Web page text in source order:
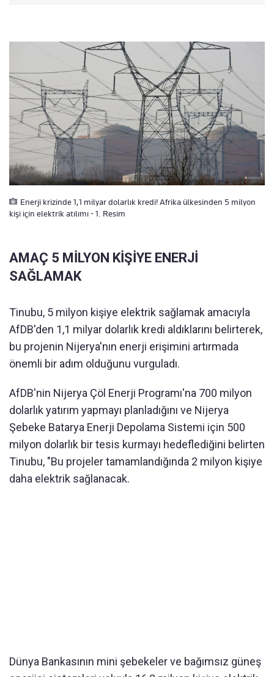
Enerji krizinde 1,1 milyar dolarlık kredi! Afrika ülkesinden 5 milyon
kişi için elektrik atılımı - 1. Resim
AMAÇ 5 MİLYON KİŞİYE ENERJİ
SAĞLAMAK
Tinubu, 5 milyon kişiye elektrik sağlamak amacıyla
AfDB'den 1,1 milyar dolarlık kredi aldıklarını belirterek,
bu projenin Nijerya'nın enerji erişimini artırmada
önemli bir adım olduğunu vurguladı.
AfDB'nin Nijerya Çöl Enerji Programı'na 700 milyon
dolarlık yatırım yapmayı planladığını ve Nijerya
Şebeke Batarya Enerji Depolama Sistemi için 500
milyon dolarlık bir tesis kurmayı hedeflediğini belirten
Tinubu, "Bu projeler tamamlandığında 2 milyon kişiye
daha elektrik sağlanacak.
Dünya Bankasının mini şebekeler ve bağımsız güneş